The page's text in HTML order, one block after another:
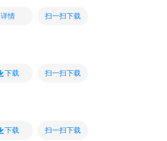
详情 扫一扫下载
下载 扫一扫下载
下载 扫一扫下载